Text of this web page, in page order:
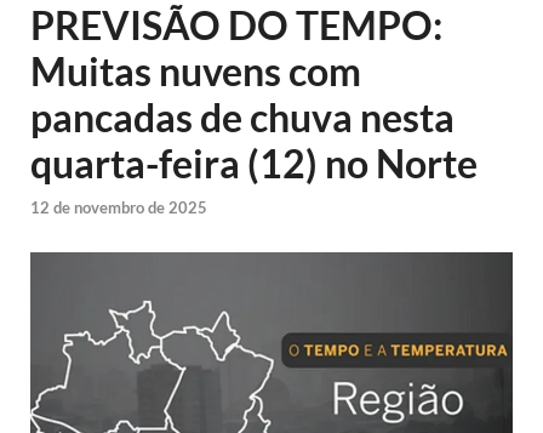
PREVISÃO DO TEMPO:
Muitas nuvens com
pancadas de chuva nesta
quarta-feira (12) no Norte
12 de novembro de 2025